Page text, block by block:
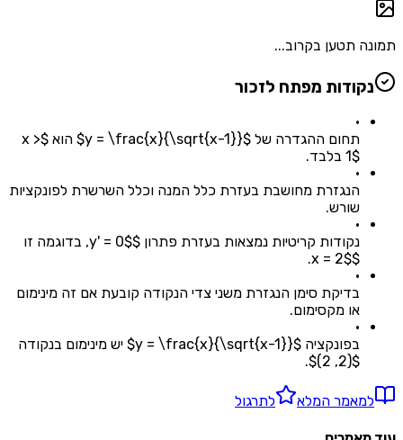
תמונה תטען בקרוב...
נקודות מפתח לזכור
•
תחום ההגדרה של $y = \frac{x}{\sqrt{x-1}}$ הוא $x >
1$ בלבד.
•
הנגזרת מחושבת בעזרת כלל המנה וכלל השרשרת לפונקציות
שורש.
•
נקודות קריטיות נמצאות בעזרת פתרון $y' = 0$, בדוגמה זו
$x = 2$.
•
בדיקת סימן הנגזרת משני צדי הנקודה קובעת אם זה מינימום
או מקסימום.
•
בפונקציה $y = \frac{x}{\sqrt{x-1}}$ יש מינימום בנקודה
$(2, 2)$.
למאמר המלא לתרגול